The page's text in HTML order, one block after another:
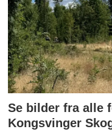
Se bilder fra alle
Kongsvinger